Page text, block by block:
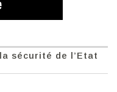
sécurité de l’Etat